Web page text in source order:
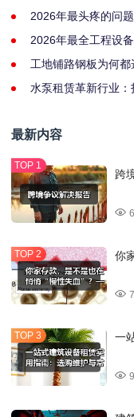
2026年最头疼的问
2026年最全工程设
工地铺路钢板为何
水泵租赁革新行业
最新内容
跨
你
一